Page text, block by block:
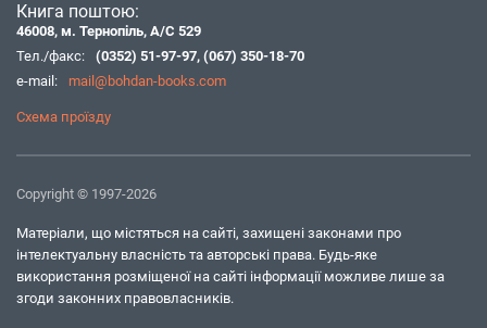
Книга поштою:
46008, м. Тернопіль, А/С 529
Тел./факс:
(0352) 51-97-97, (067) 350-18-70
e-mail:
mail@bohdan-books.com
Схема проїзду
Copyright © 1997-2026
Матеріали, що містяться на сайті, захищені законами про
інтелектуальну власність та авторські права. Будь-яке
використання розміщеної на сайті інформації можливе лише за
згоди законних правовласників.